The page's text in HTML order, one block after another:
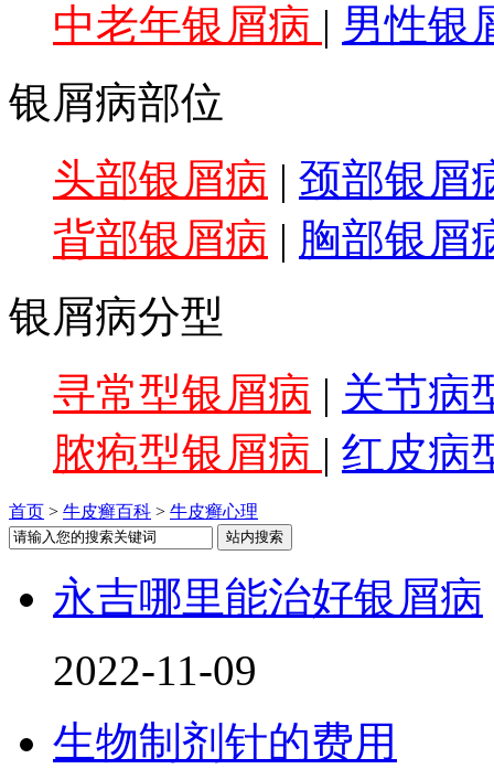
中老年银屑病 | 男性银
银屑病部位
头部银屑病 | 颈部银屑
背部银屑病 | 胸部银屑
银屑病分型
寻常型银屑病 | 关节病
脓疱型银屑病 | 红皮病
首页 > 牛皮癣百科 > 牛皮癣心理
永吉哪里能治好银屑病
2022-11-09
生物制剂针的费用